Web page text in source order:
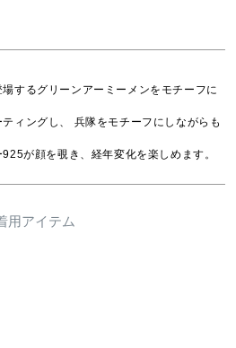
するグリーンアーミーメンをモチーフに
ィングし、 兵隊をモチーフにしながらも
が顔を覗き、経年変化を楽しめます。
用アイテム